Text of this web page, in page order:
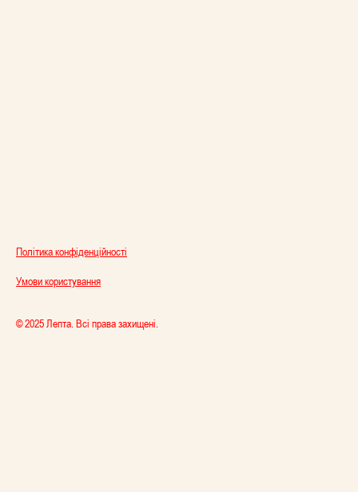
© 2025 Лепта. Всі права захищені.
Політика конфіденційності
Умови користування